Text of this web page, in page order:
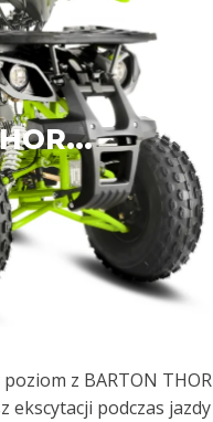
z BARTON
ekscytacji podczas